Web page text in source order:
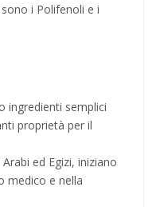
i Polifenoli e i
ingredienti semplici
proprietà per il
ed Egizi, iniziano
medico e nella